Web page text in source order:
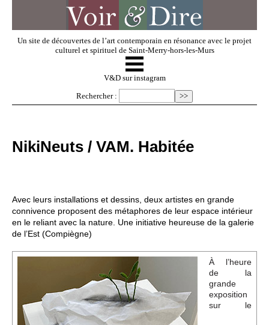
Un site de découvertes de l’art contemporain en résonance avec le projet
culturel et spirituel de Saint-Merry-hors-les-Murs
V & D
Exposer
Regarder
Événements
Sacré
☰
V&D sur instagram
Rechercher :
NikiNeuts / VAM. Habitée
Avec leurs installations et dessins, deux artistes en grande
connivence proposent des métaphores de leur espace intérieur
en le reliant avec la nature. Une initiative heureuse de la galerie
de l’Est (Compiègne)
À l’heure
de la
grande
exposition
sur le